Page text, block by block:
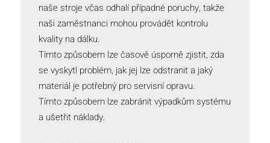
naše stroje včas odhalí případné poruchy, takže
naši zaměstnanci mohou provádět kontrolu
kvality na dálku.
Tímto způsobem lze časově úsporně zjistit, zda
se vyskytl problém, jak jej lze odstranit a jaký
materiál je potřebný pro servisní opravu.
Tímto způsobem lze zabránit výpadkům systému
a ušetřit náklady.